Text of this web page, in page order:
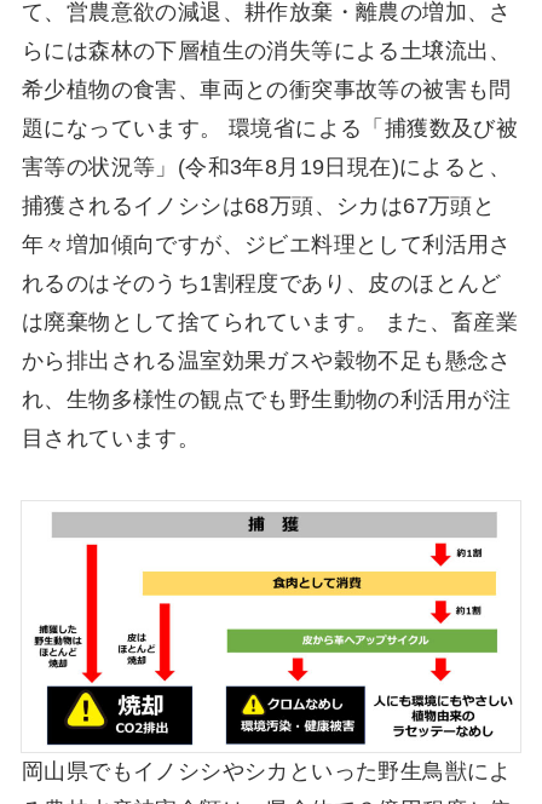
て、営農意欲の減退、耕作放棄・離農の増加、さ
らには森林の下層植⽣の消失等による⼟壌流出、
希少植物の⾷害、⾞両との衝突事故等の被害も問
題になっています。 環境省による「捕獲数及び被
害等の状況等」(令和3年8⽉19⽇現在)によると、
捕獲されるイノシシは68万頭、シカは67万頭と
年々増加傾向ですが、ジビエ料理として利活⽤さ
れるのはそのうち1割程度であり、⽪のほとんど
は廃棄物として捨てられています。 また、畜産業
から排出される温室効果ガスや穀物不⾜も懸念さ
れ、⽣物多様性の観点でも野⽣動物の利活⽤が注
⽬されています。
岡⼭県でもイノシシやシカといった野⽣⿃獣によ